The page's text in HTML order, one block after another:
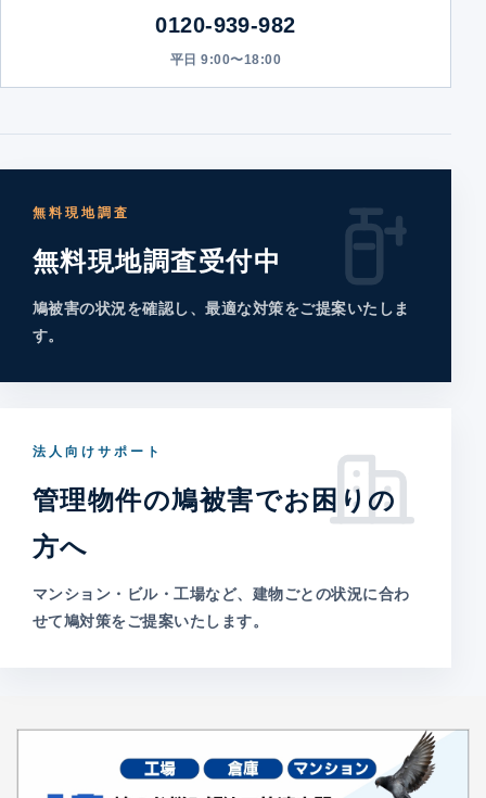
0120-939-982
平日 9:00〜18:00
無料現地調査
無料現地調査受付中
鳩被害の状況を確認し、最適な対策をご提案いたしま
す。
法人向けサポート
管理物件の鳩被害でお困りの
方へ
マンション・ビル・工場など、建物ごとの状況に合わ
せて鳩対策をご提案いたします。